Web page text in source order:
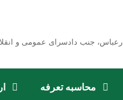
جنب دادسرای عمومی و
محاسبه تعرفه